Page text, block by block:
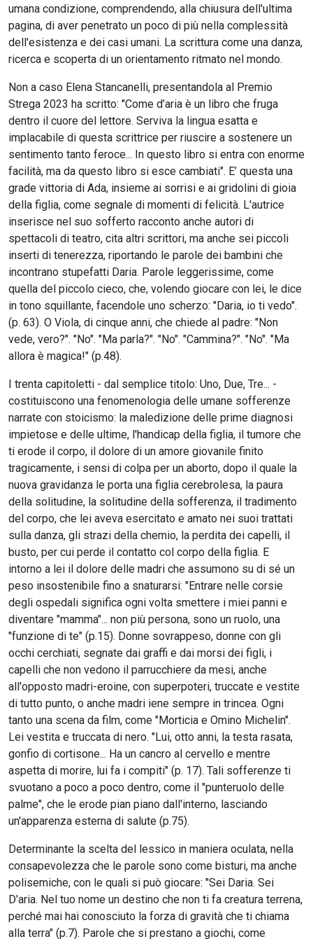
umana condizione, comprendendo, alla chiusura dell'ultima
pagina, di aver penetrato un poco di più nella complessità
dell'esistenza e dei casi umani. La scrittura come una danza,
ricerca e scoperta di un orientamento ritmato nel mondo.
Non a caso Elena Stancanelli, presentandola al Premio
Strega 2023 ha scritto: "Come d’aria è un libro che fruga
dentro il cuore del lettore. Serviva la lingua esatta e
implacabile di questa scrittrice per riuscire a sostenere un
sentimento tanto feroce... In questo libro si entra con enorme
facilità, ma da questo libro si esce cambiati". E’ questa una
grade vittoria di Ada, insieme ai sorrisi e ai gridolini di gioia
della figlia, come segnale di momenti di felicità. L'autrice
inserisce nel suo sofferto racconto anche autori di
spettacoli di teatro, cita altri scrittori, ma anche sei piccoli
inserti di tenerezza, riportando le parole dei bambini che
incontrano stupefatti Daria. Parole leggerissime, come
quella del piccolo cieco, che, volendo giocare con lei, le dice
in tono squillante, facendole uno scherzo: "Daria, io ti vedo".
(p. 63). O Viola, di cinque anni, che chiede al padre: "Non
vede, vero?". "No". "Ma parla?". "No". "Cammina?". "No". "Ma
allora è magica!" (p.48).
I trenta capitoletti - dal semplice titolo: Uno, Due, Tre... -
costituiscono una fenomenologia delle umane sofferenze
narrate con stoicismo: la maledizione delle prime diagnosi
impietose e delle ultime, l'handicap della figlia, il tumore che
ti erode il corpo, il dolore di un amore giovanile finito
tragicamente, i sensi di colpa per un aborto, dopo il quale la
nuova gravidanza le porta una figlia cerebrolesa, la paura
della solitudine, la solitudine della sofferenza, il tradimento
del corpo, che lei aveva esercitato e amato nei suoi trattati
sulla danza, gli strazi della chemio, la perdita dei capelli, il
busto, per cui perde il contatto col corpo della figlia. E
intorno a lei il dolore delle madri che assumono su di sé un
peso insostenibile fino a snaturarsi: "Entrare nelle corsie
degli ospedali significa ogni volta smettere i miei panni e
diventare "mamma"... non più persona, sono un ruolo, una
"funzione di te" (p.15). Donne sovrappeso, donne con gli
occhi cerchiati, segnate dai graffi e dai morsi dei figli, i
capelli che non vedono il parrucchiere da mesi, anche
all'opposto madri-eroine, con superpoteri, truccate e vestite
di tutto punto, o anche madri iene sempre in trincea. Ogni
tanto una scena da film, come "Morticia e Omino Michelin".
Lei vestita e truccata di nero. "Lui, otto anni, la testa rasata,
gonfio di cortisone... Ha un cancro al cervello e mentre
aspetta di morire, lui fa i compiti" (p. 17). Tali sofferenze ti
svuotano a poco a poco dentro, come il "punteruolo delle
palme", che le erode pian piano dall'interno, lasciando
un'apparenza esterna di salute (p.75).
Determinante la scelta del lessico in maniera oculata, nella
consapevolezza che le parole sono come bisturi, ma anche
polisemiche, con le quali si può giocare: "Sei Daria. Sei
D'aria. Nel tuo nome un destino che non ti fa creatura terrena,
perché mai hai conosciuto la forza di gravità che ti chiama
alla terra" (p.7). Parole che si prestano a giochi, come